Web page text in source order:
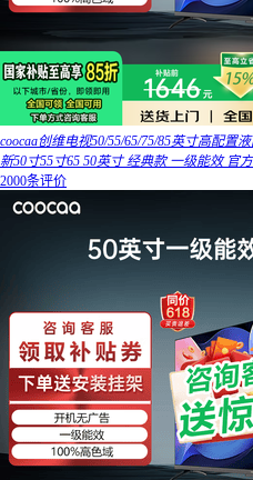
coocaa创维电视50/55/65/75/85英寸高配置
新50寸55寸65 50英寸 经典款 一级能效 官
2000条评价